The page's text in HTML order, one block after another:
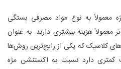
معمولاً به نوع مواد مصرفی بستگی
معمولاً هزینه بیشتری دارند. به عنوان
کلاسیک که یکی از رایج‌ترین روش‌ها
کمتری دارد نسبت به اکستنشن مژه